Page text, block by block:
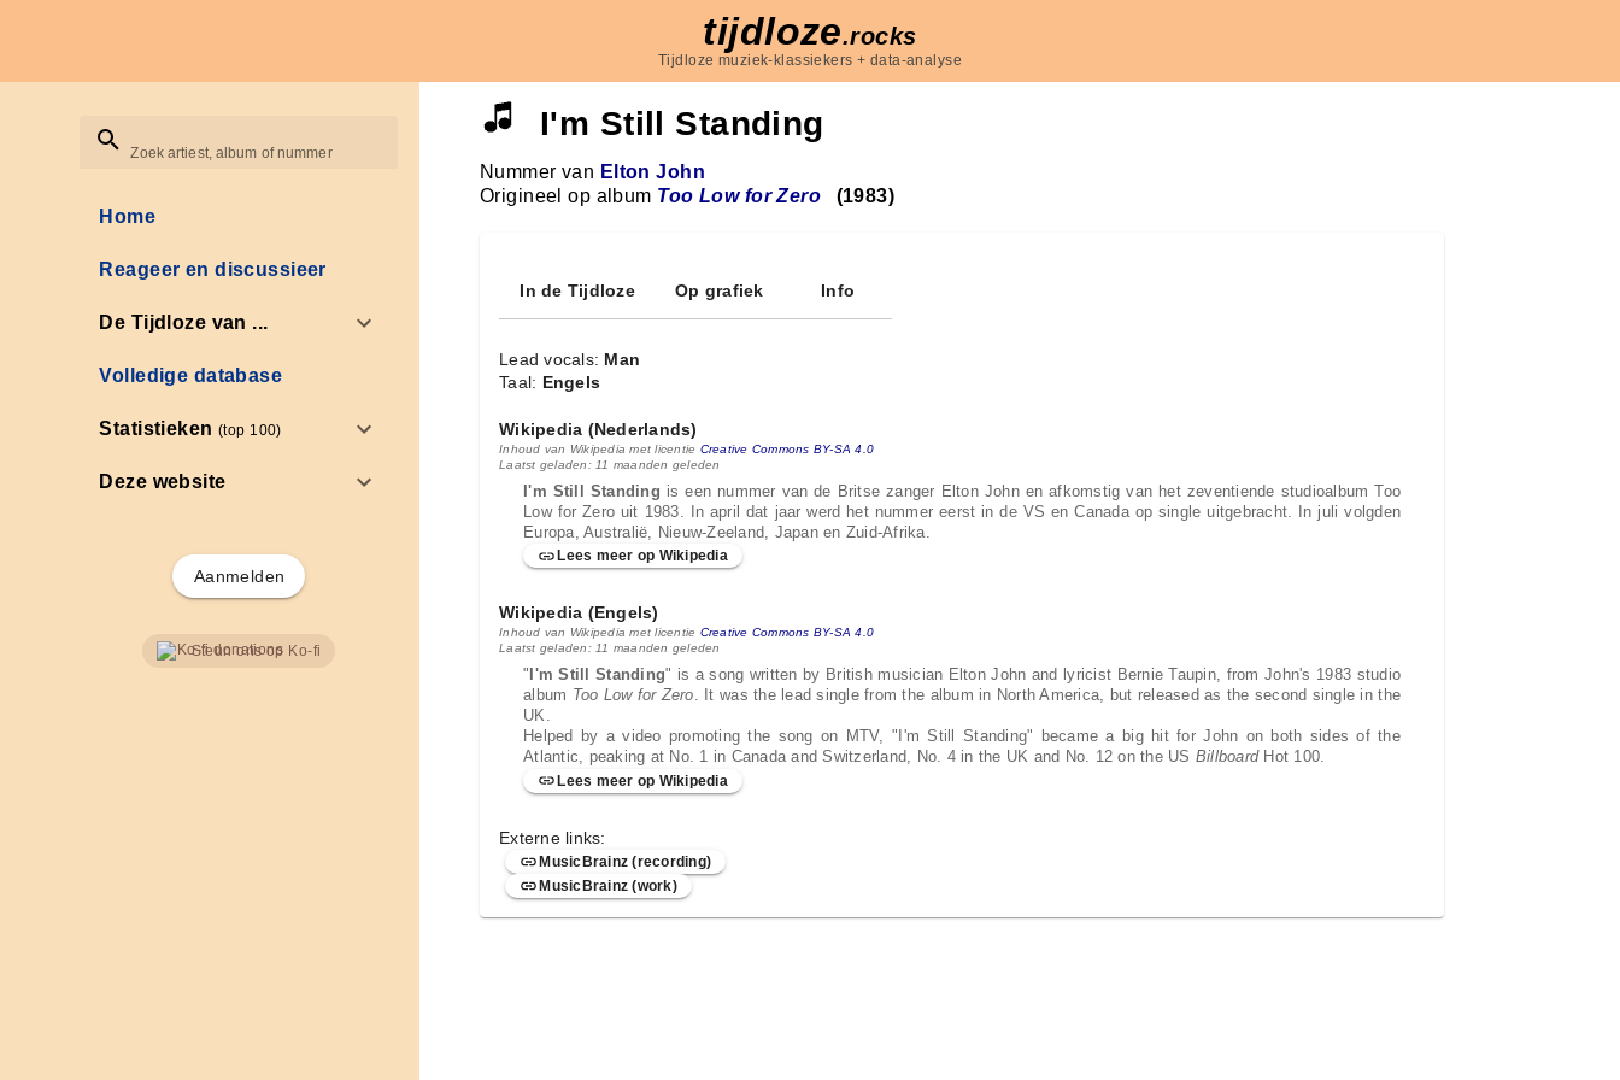
tijdloze.rocks
Tijdloze muziek-klassiekers + data-analyse
Zoek artiest, album of nummer
Home
Reageer en discussieer
De Tijdloze van ...
Volledige database
Statistieken(top 100)
Deze website
Aanmelden
Steun ons op Ko-fi
I'm Still Standing
Nummer van Elton John
Origineel op album Too Low for Zero (1983)
In de Tijdloze Op grafiek Info
Lead vocals: Man
Taal: Engels
Wikipedia (Nederlands)
Inhoud van Wikipedia met licentie Creative Commons BY-SA 4.0
Laatst geladen: 11 maanden geleden
I'm Still Standing is een nummer van de Britse zanger Elton John en afkomstig van het zeventiende studioalbum Too
Low for Zero uit 1983. In april dat jaar werd het nummer eerst in de VS en Canada op single uitgebracht. In juli volgden
Europa, Australië, Nieuw-Zeeland, Japan en Zuid-Afrika.
Lees meer op Wikipedia
Wikipedia (Engels)
Inhoud van Wikipedia met licentie Creative Commons BY-SA 4.0
Laatst geladen: 11 maanden geleden
" I'm Still Standing" is a song written by British musician Elton John and lyricist Bernie Taupin, from John's 1983 studio
album Too Low for Zero. It was the lead single from the album in North America, but released as the second single in the
UK.
Helped by a video promoting the song on MTV, "I'm Still Standing" became a big hit for John on both sides of the
Atlantic, peaking at No. 1 in Canada and Switzerland, No. 4 in the UK and No. 12 on the US BillboardHot 100.
Lees meer op Wikipedia
Externe links:
MusicBrainz (recording)
MusicBrainz (work)